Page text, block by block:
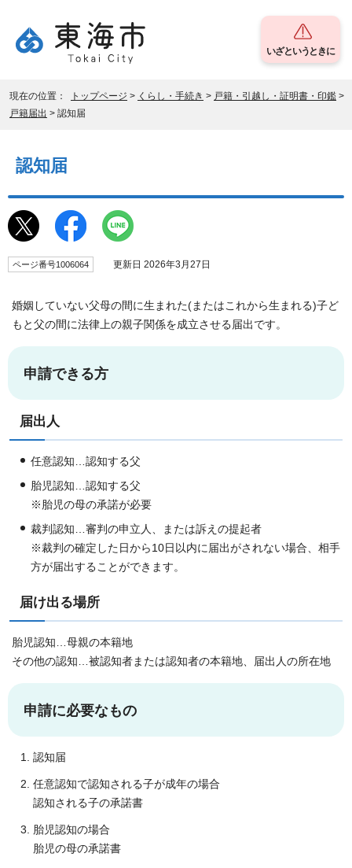
いざというときに
現在の位置： トップページ > くらし・手続き > 戸籍・引越し・証明書・印鑑 >
戸籍届出 > 認知届
認知届
ページ番号1006064 更新日 2026年3月27日
婚姻していない父母の間に生まれた(またはこれから生まれる)子ど
もと父の間に法律上の親子関係を成立させる届出です。
申請できる方
届出人
任意認知…認知する父
胎児認知…認知する父
※胎児の母の承諾が必要
裁判認知…審判の申立人、または訴えの提起者
※裁判の確定した日から10日以内に届出がされない場合、相手
方が届出することができます。
届け出る場所
胎児認知…母親の本籍地
その他の認知…被認知者または認知者の本籍地、届出人の所在地
申請に必要なもの
認知届
任意認知で認知される子が成年の場合
認知される子の承諾書
胎児認知の場合
胎児の母の承諾書